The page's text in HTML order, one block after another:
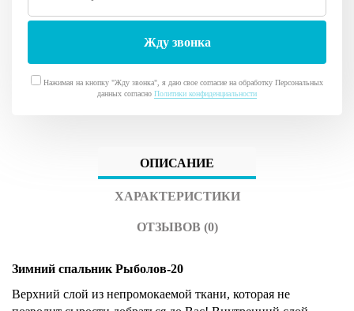
Нажимая на кнопку "Жду звонка", я даю свое согласие на обработку Персональных
данных согласно Политики конфиденциальности
ОПИСАНИЕ
ХАРАКТЕРИСТИКИ
ОТЗЫВОВ (0)
Зимний спальник Рыболов-20
Верхний слой из непромокаемой ткани, которая не